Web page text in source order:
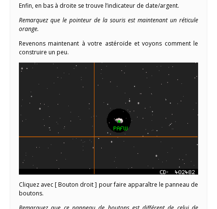
Enfin, en bas à droite se trouve l’indicateur de date/argent.
Remarquez que le pointeur de la souris est maintenant un réticule
orange.
Revenons maintenant à votre astéroïde et voyons comment le
construire un peu.
Cliquez avec [ Bouton droit ] pour faire apparaître le panneau de
boutons.